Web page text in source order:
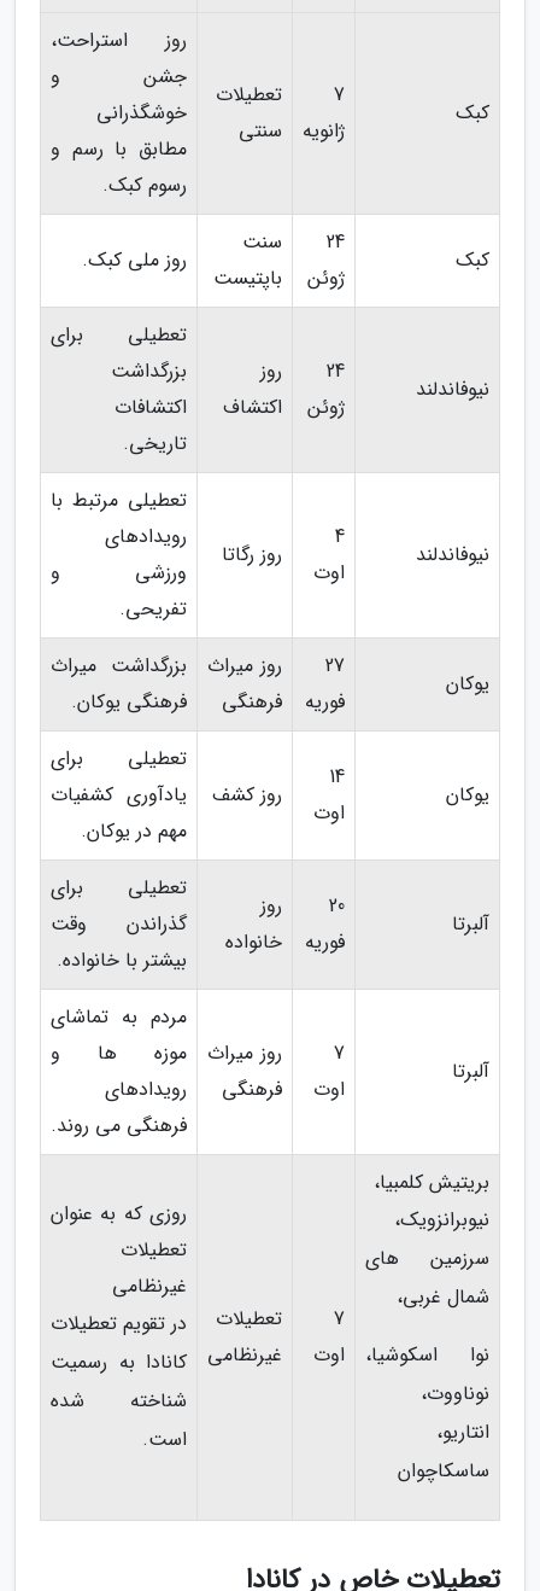
کبک
7
ژانویه
تعطیلات
سنتی
روز استراحت،
جشن و
خوشگذرانی
مطابق با رسم و
رسوم کبک.
کبک
24
ژوئن
سنت
باپتیست
روز ملی کبک.
نیوفاندلند
24
ژوئن
روز
اکتشاف
تعطیلی برای
بزرگداشت
اکتشافات
تاریخی.
نیوفاندلند
4
اوت
روز رگاتا
تعطیلی مرتبط با
رویدادهای
ورزشی و
تفریحی.
یوکان
27
فوریه
روز میراث
فرهنگی
بزرگداشت میراث
فرهنگی یوکان.
یوکان
14
اوت
روز کشف
تعطیلی برای
یادآوری کشفیات
مهم در یوکان.
آلبرتا
20
فوریه
روز
خانواده
تعطیلی برای
گذراندن وقت
بیشتر با خانواده.
آلبرتا
7
اوت
روز میراث
فرهنگی
مردم به تماشای
موزه ها و
رویدادهای
فرهنگی می روند.
بریتیش کلمبیا،
نیوبرانزویک،
سرزمین های
شمال غربی،
نوا اسکوشیا،
نوناووت،
انتاریو،
ساسکاچوان
7
اوت
تعطیلات
غیرنظامی
روزی که به عنوان
تعطیلات
غیرنظامی
در تقویم تعطیلات
کانادا به رسمیت
شناخته شده
است.
تعطیلات خاص در کانادا